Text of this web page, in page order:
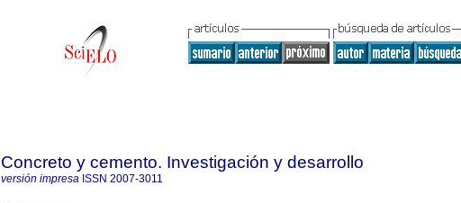
Concreto y cemento. Investigación y desarrollo
versión impresa ISSN 2007-3011